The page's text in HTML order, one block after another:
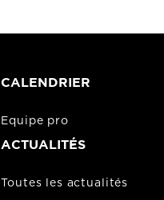
CALENDRIER
Equipe pro
ACTUALITÉS
Toutes les actualités